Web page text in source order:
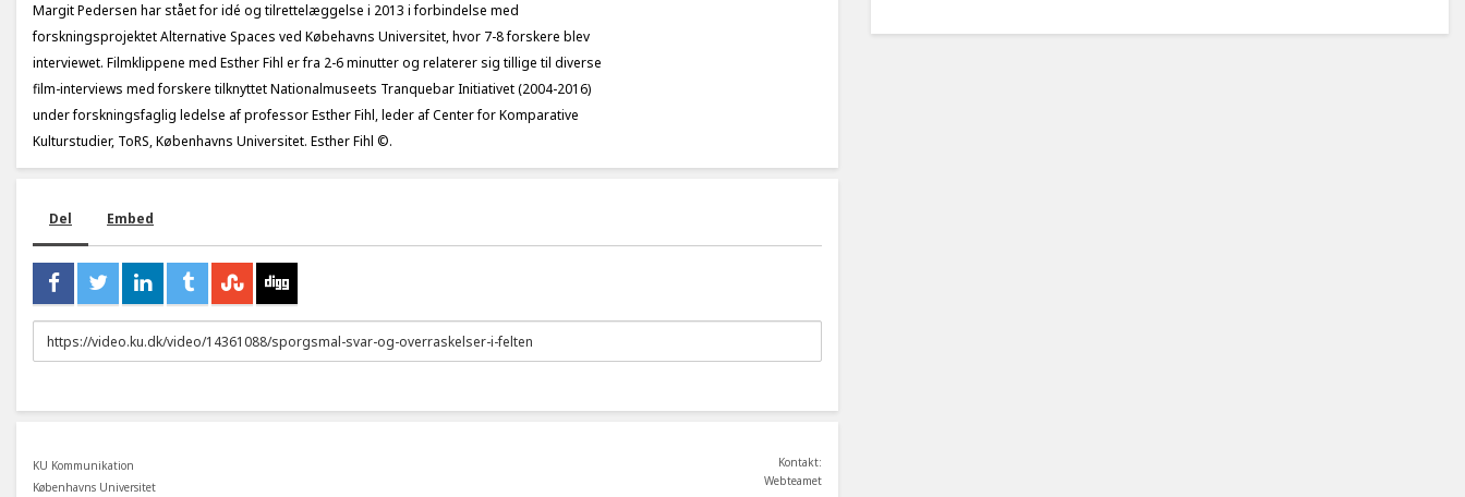
Margit Pedersen har stået for idé og tilrettelæggelse i 2013 i forbindelse med
forskningsprojektet Alternative Spaces ved Købehavns Universitet, hvor 7-8 forskere blev
interviewet. Filmklippene med Esther Fihl er fra 2-6 minutter og relaterer sig tillige til diverse
film-interviews med forskere tilknyttet Nationalmuseets Tranquebar Initiativet (2004-2016)
under forskningsfaglig ledelse af professor Esther Fihl, leder af Center for Komparative
Kulturstudier, ToRS, Københavns Universitet. Esther Fihl ©.
Del Embed
URL
to
KU Kommunikation
Københavns Universitet
Kontakt:
Webteamet